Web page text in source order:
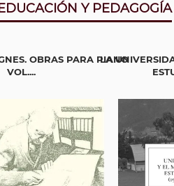
Y PEDAGOGÍA
OBRAS PARA PIANO
VOL....
LA